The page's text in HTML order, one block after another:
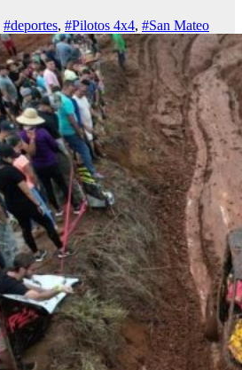
#deportes, #Pilotos 4x4, #San Mateo